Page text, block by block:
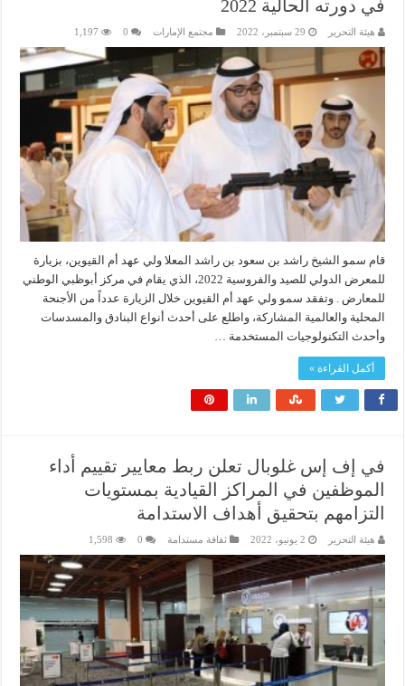
في دورته الحالية 2022
هيئة التحرير 29 سبتمبر، 2022 مجتمع الإمارات 0
1,197
قام سمو الشيخ راشد بن سعود بن راشد المعلا ولي عهد أم القيوين، بزيارة
للمعرض الدولي للصيد والفروسية 2022، الذي يقام في مركز أبوظبي الوطني
للمعارض . وتفقد سمو ولي عهد أم القيوين خلال الزيارة عدداً من الأجنحة
المحلية والعالمية المشاركة، واطلع على أحدث أنواع البنادق والمسدسات
وأحدث التكنولوجيات المستخدمة …
أكمل القراءة »
في إف إس غلوبال تعلن ربط معايير تقييم أداء
الموظفين في المراكز القيادية بمستويات
التزامهم بتحقيق أهداف الاستدامة
هيئة التحرير 2 يونيو، 2022 ثقافة مستدامة 0
1,598